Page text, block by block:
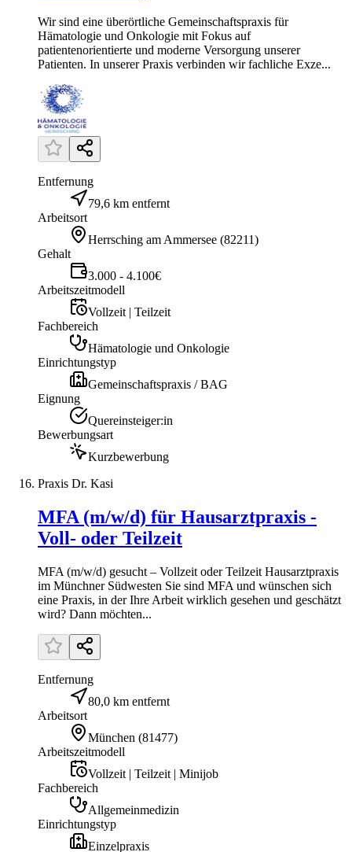
Wir sind eine überörtliche Gemeinschaftspraxis für
Hämatologie und Onkologie mit Fokus auf
patientenorientierte und moderne Versorgung unserer
Patienten. In unserer Praxis verbinden wir fachliche Exze...
Entfernung
79,6 km entfernt
Arbeitsort
Herrsching am Ammersee (82211)
Gehalt
3.000 - 4.100€
Arbeitszeitmodell
Vollzeit | Teilzeit
Fachbereich
Hämatologie und Onkologie
Einrichtungstyp
Gemeinschaftspraxis / BAG
Eignung
Quereinsteiger:in
Bewerbungsart
Kurzbewerbung
Praxis Dr. Kasi
MFA (m/w/d) für Hausarztpraxis -
Voll- oder Teilzeit
MFA (m/w/d) gesucht – Vollzeit oder Teilzeit Hausarztpraxis
im Münchner Südwesten Sie sind MFA und wünschen sich
eine Praxis, in der Ihre Arbeit wirklich gesehen und geschätzt
wird? Dann möchten...
Entfernung
80,0 km entfernt
Arbeitsort
München (81477)
Arbeitszeitmodell
Vollzeit | Teilzeit | Minijob
Fachbereich
Allgemeinmedizin
Einrichtungstyp
Einzelpraxis